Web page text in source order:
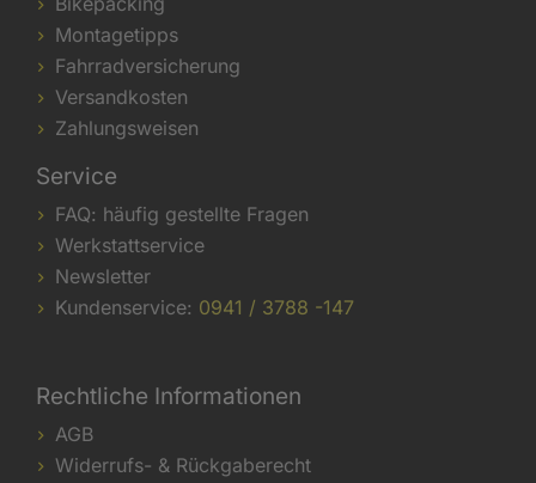
Montagetipps
Fahrradversicherung
Versandkosten
Zahlungsweisen
Service
FAQ: häufig gestellte Fragen
Werkstattservice
Newsletter
Kundenservice: 0941 / 3788 -147
Rechtliche Informationen
AGB
Widerrufs- & Rückgaberecht